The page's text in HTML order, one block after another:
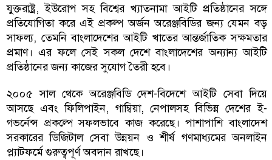
যুক্তরাষ্ট্র, ইউরোপ সহ বিশ্বের খ্যাতনামা আইটি প্রতিষ্ঠানের সঙ্গে
প্রতিযোগিতা করে এই প্রকল্প অর্জন অরেঞ্জবিডির জন্য যেমন বড়
সাফল্য, তেমনি বাংলাদেশের আইটি খাতের আন্তর্জাতিক সক্ষমতার
প্রমাণ। এর ফলে সেই সকল দেশে বাংলাদেশের অন্যান্য আইটি
প্রতিষ্ঠানের জন্য কাজের সুযোগ তৈরী হবে।
২০০৫ সাল থেকে অরেঞ্জবিডি দেশ-বিদেশে আইটি সেবা দিয়ে
আসছে এবং ফিলিপাইন, গাম্বিয়া, নেপালসহ বিভিন্ন দেশের ই-
গভর্নেন্স প্রকল্পে সফলভাবে কাজ করেছে। পাশাপাশি বাংলাদেশ
সরকারের ডিজিটাল সেবা উন্নয়ন ও শীর্ষ গণমাধ্যমের অনলাইন
প্ল্যাটফর্মে গুরুত্বপূর্ণ অবদান রাখছে।